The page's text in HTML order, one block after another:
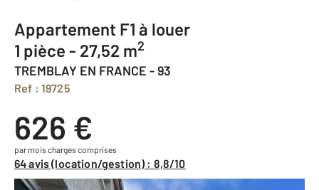
Appartement F1 à louer
1 pièce - 27,52 m2
TREMBLAY EN FRANCE - 93
Ref : 19725
626 €
par mois charges comprises
64 avis (location/gestion) : 8,8/10